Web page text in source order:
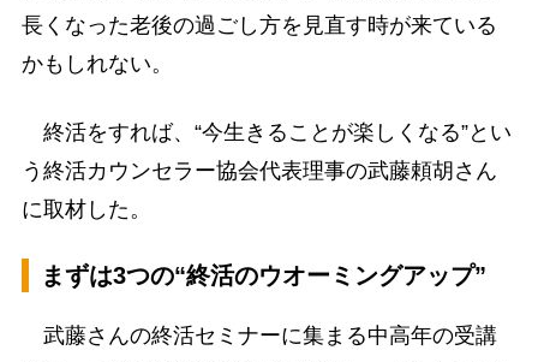
長くなった老後の過ごし方を見直す時が来ている
かもしれない。
終活をすれば、“今生きることが楽しくなる”とい
う終活カウンセラー協会代表理事の武藤頼胡さん
に取材した。
まずは3つの“終活のウオーミングアップ”
武藤さんの終活セミナーに集まる中高年の受講